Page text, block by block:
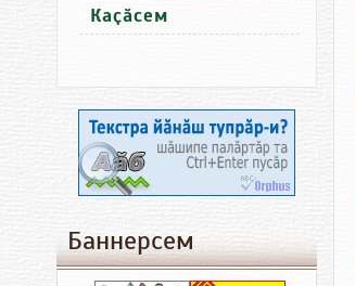
Каҫӑсем
Баннерсем